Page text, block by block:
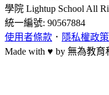
學院 Lightup School All
統一編號: 90567884
使用者條款 ． 隱私權政策
Made with ♥ by 無為教育